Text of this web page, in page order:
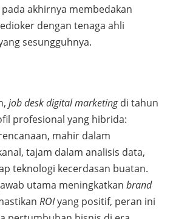
akhirnya membedakan
dengan tenaga ahli
sesungguhnya.
job desk digital marketingdi tahun
profesional yang hibrida:
mahir dalam
tajam dalam analisis data,
teknologi kecerdasan buatan.
utama meningkatkan brand
ROIyang positif, peran ini